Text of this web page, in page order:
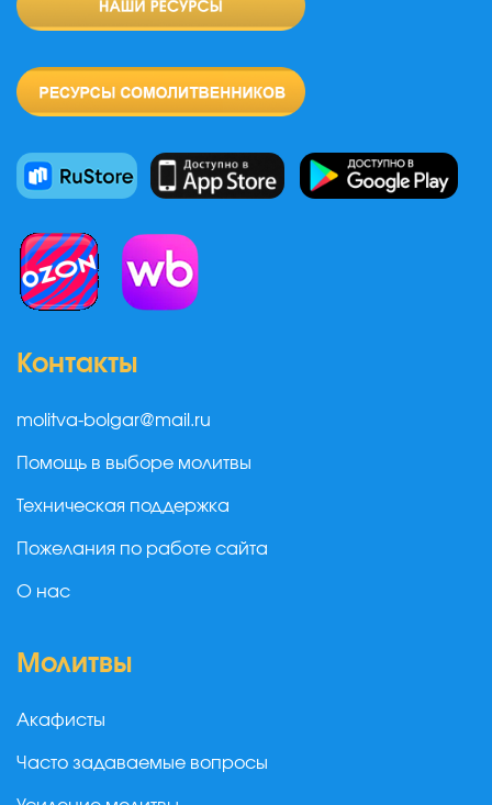
Контакты
molitva-bolgar@mail.ru
Помощь в выборе молитвы
Техническая поддержка
Пожелания по работе сайта
О нас
Молитвы
Акафисты
Часто задаваемые вопросы